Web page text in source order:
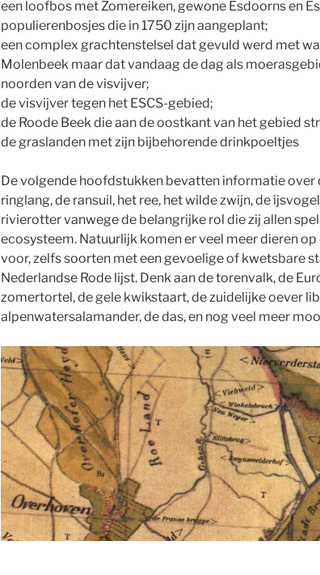
een loofbos met Zomereiken, gewone Esdoorns en
populierenbosjes die in 1750 zijn aangeplant;
een complex grachtenstelsel dat gevuld werd met
Molenbeek maar dat vandaag de dag als
noorden van de visvijver;
de visvijver tegen het ESCS-gebied;
de Roode Beek die aan de oostkant van het gebied
de graslanden met zijn bijbehorende drinkpoeltjes
De volgende hoofdstukken bevatten informatie over
ringlang, de ransuil, het ree, het wilde zwijn, de
rivierotter vanwege de belangrijke rol die zij allen
ecosysteem. Natuurlijk komen er veel meer dieren
voor, zelfs soorten met een gevoelige of kwetsbare
Nederlandse Rode lijst. Denk aan de torenvalk, de
zomertortel, de gele kwikstaart, de zuidelijke oever
alpenwatersalamander, de das, en nog veel meer